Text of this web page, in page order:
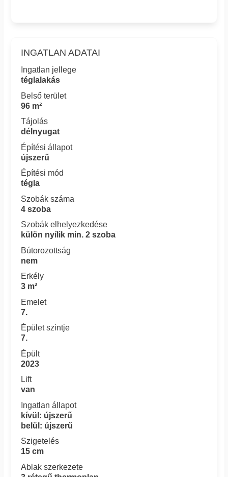
INGATLAN ADATAI
Ingatlan jellege
téglalakás
Belső terület
96 m²
Tájolás
délnyugat
Építési állapot
újszerű
Építési mód
tégla
Szobák száma
4 szoba
Szobák elhelyezkedése
külön nyílik min. 2 szoba
Bútorozottság
nem
Erkély
3 m²
Emelet
7.
Épület szintje
7.
Épült
2023
Lift
van
Ingatlan állapot
kívül: újszerű
belül: újszerű
Szigetelés
15 cm
Ablak szerkezete